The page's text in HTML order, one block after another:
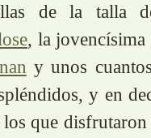
de la talla
, la jovencísima
y unos
y en
los que